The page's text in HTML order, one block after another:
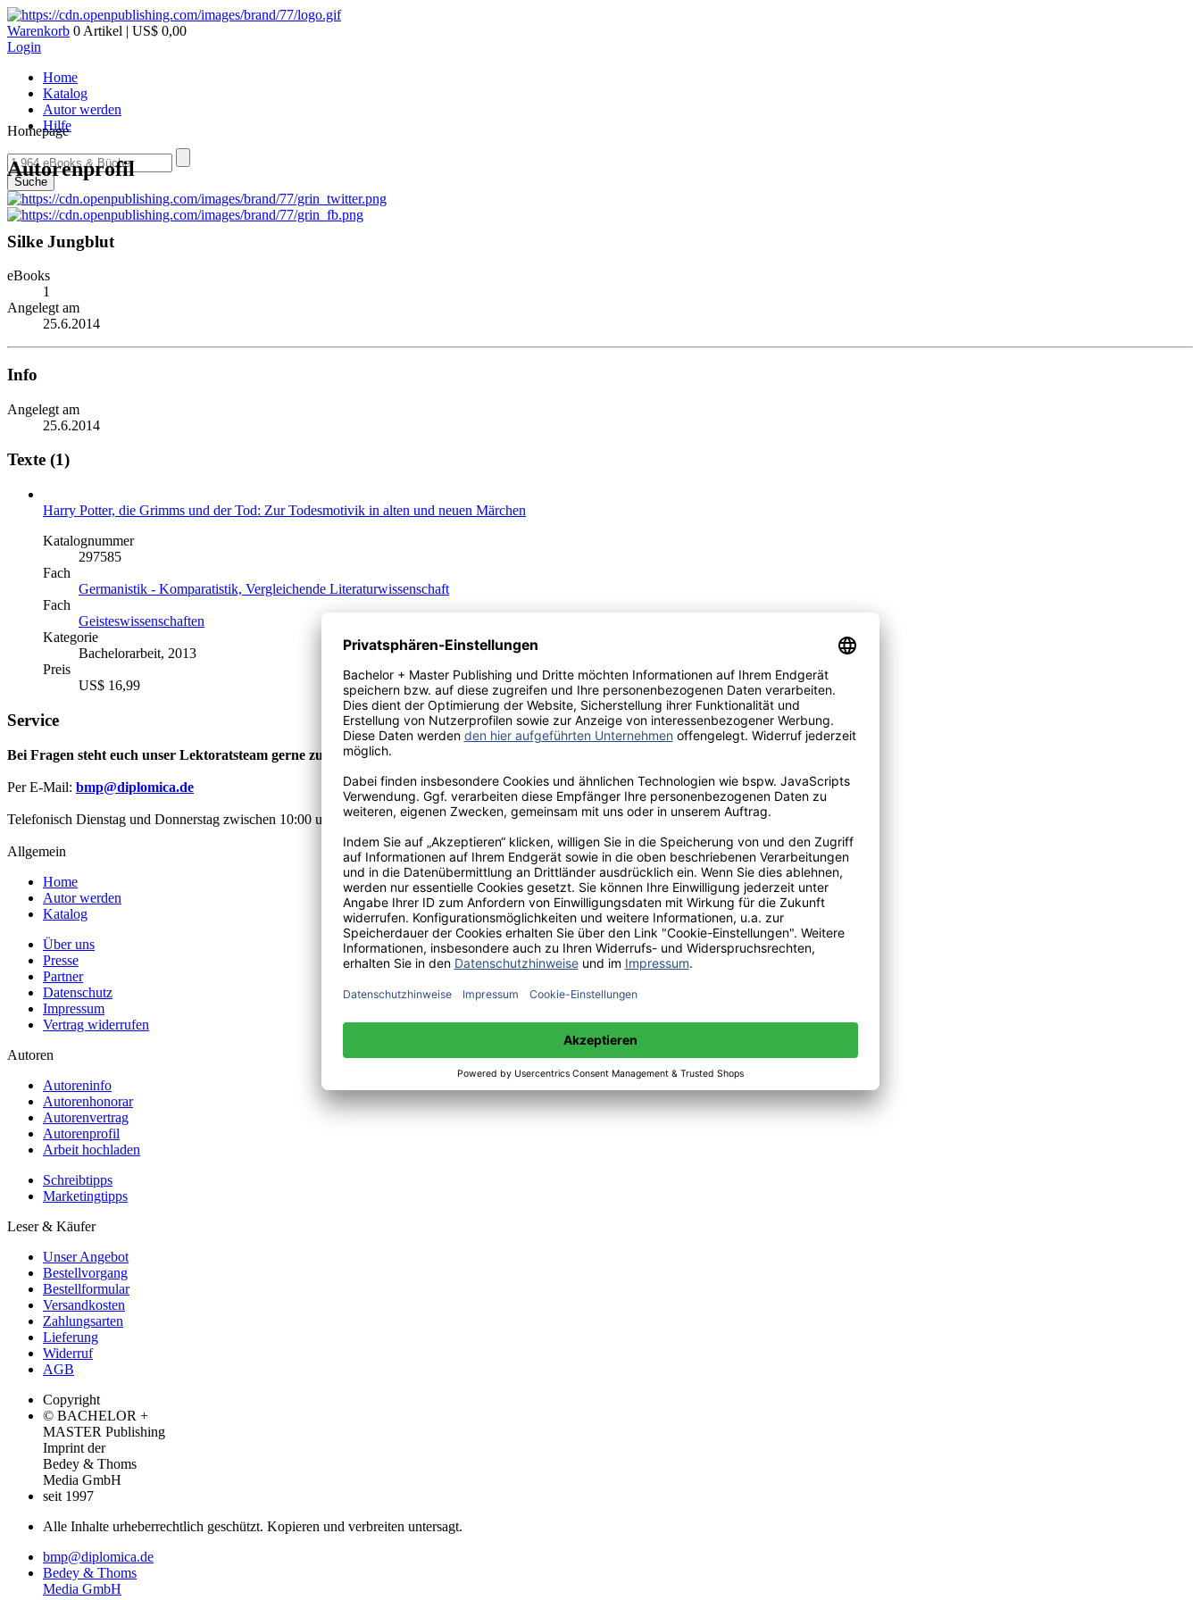
Warenkorb 0 Artikel | US$ 0,00
Login
Home
Katalog
Autor werden
Hilfe
Suche
Homepage
Autorenprofil
Silke Jungblut
eBooks
1
Angelegt am
25.6.2014
Info
Angelegt am
25.6.2014
Texte (1)
Harry Potter, die Grimms und der Tod: Zur Todesmotivik in alten und neuen Märchen
Katalognummer
297585
Fach
Germanistik - Komparatistik, Vergleichende Literaturwissenschaft
Fach
Geisteswissenschaften
Kategorie
Bachelorarbeit, 2013
Preis
US$ 16,99
Service
Bei Fragen steht euch unser Lektoratsteam gerne zur Verfügung:
Per E-Mail: bmp@diplomica.de
Telefonisch Dienstag und Donnerstag zwischen 10:00 und 12:00 Uhr sowie Mittwoch 14:00 bis 15:00 Uhr:+49(0)176-85996762
Allgemein
Home
Autor werden
Katalog
Über uns
Presse
Partner
Datenschutz
Impressum
Vertrag widerrufen
Autoren
Autoreninfo
Autorenhonorar
Autorenvertrag
Autorenprofil
Arbeit hochladen
Schreibtipps
Marketingtipps
Leser & Käufer
Unser Angebot
Bestellvorgang
Bestellformular
Versandkosten
Zahlungsarten
Lieferung
Widerruf
AGB
Copyright
© BACHELOR +
MASTER Publishing
Imprint der
Bedey & Thoms
Media GmbH
seit 1997
Alle Inhalte urheberrechtlich geschützt. Kopieren und verbreiten untersagt.
bmp@diplomica.de
Bedey & Thoms
Media GmbH